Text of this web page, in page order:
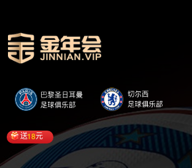
送18元